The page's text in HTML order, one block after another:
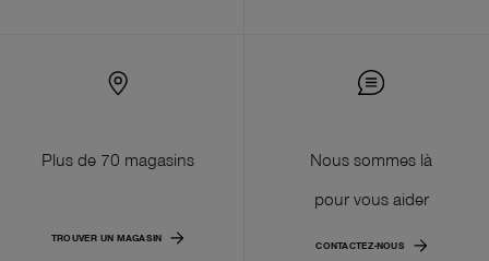
Plus de 70 magasins
TROUVER UN MAGASIN
Nous sommes là
pour vous aider
CONTACTEZ-NOUS